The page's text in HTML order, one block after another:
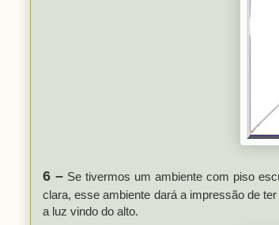
6 – Se tivermos um ambiente com piso
clara, esse ambiente dará a impressão de
a luz vindo do alto.